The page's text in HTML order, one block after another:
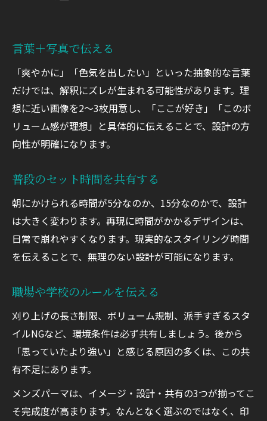
言葉＋写真で伝える
「爽やかに」「色気を出したい」といった抽象的な言葉
だけでは、解釈にズレが生まれる可能性があります。理
想に近い画像を2〜3枚用意し、「ここが好き」「このボ
リューム感が理想」と具体的に伝えることで、設計の方
向性が明確になります。
普段のセット時間を共有する
朝にかけられる時間が5分なのか、15分なのかで、設計
は大きく変わります。再現に時間がかかるデザインは、
日常で崩れやすくなります。現実的なスタイリング時間
を伝えることで、無理のない設計が可能になります。
職場や学校のルールを伝える
刈り上げの長さ制限、ボリューム規制、派手すぎるスタ
イルNGなど、環境条件は必ず共有しましょう。後から
「思っていたより強い」と感じる原因の多くは、この共
有不足にあります。
メンズパーマは、イメージ・設計・共有の3つが揃ってこ
そ完成度が高まります。なんとなく選ぶのではなく、印